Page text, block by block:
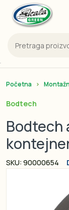
Početna
Bodtech
Bodtech
SKU: 90000654